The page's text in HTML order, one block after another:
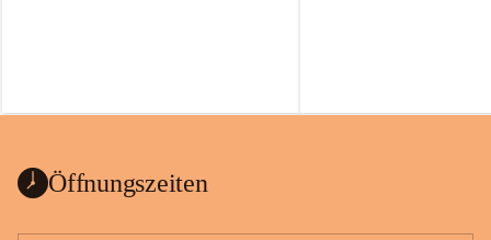
Wanduhr (!) benutzt und musste
Das Gemeindeamt freut sich sehr über die
Spende >lesenswerter< Bücher und
Gesundheit, Gelassenheit
Öffnungszeiten